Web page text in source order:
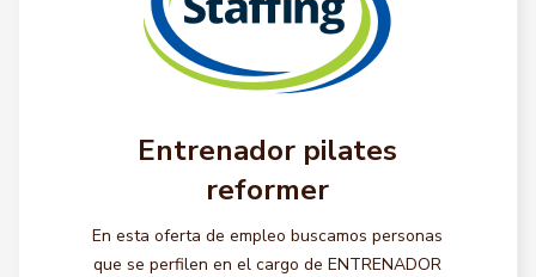
Entrenador pilates
reformer
En esta oferta de empleo buscamos personas
que se perfilen en el cargo de ENTRENADOR